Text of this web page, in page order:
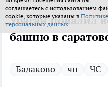
соглашаетесь с использованием
cookie, которые указаны в
персональных данных.
Ураган повалил
башню в
Балаково чп ЧС